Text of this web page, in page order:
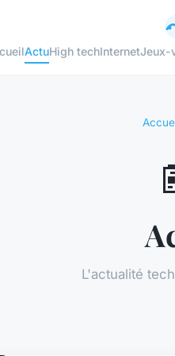
ActuHigh techInternetJeux-
L'actualité